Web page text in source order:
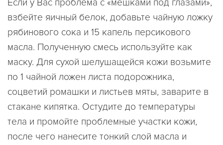
Если у Вас проблема с «мешками под глазами»,
взбейте яичный белок, добавьте чайную ложку
рябинового сока и 15 капель персикового
масла. Полученную смесь используйте как
маску. Для сухой шелушащейся кожи возьмите
по 1 чайной ложен листа подорожника,
соцветий ромашки и листьев мяты, заварите в
стакане кипятка. Остудите до температуры
тела и промойте проблемные участки кожи,
после чего нанесите тонкий слой масла и